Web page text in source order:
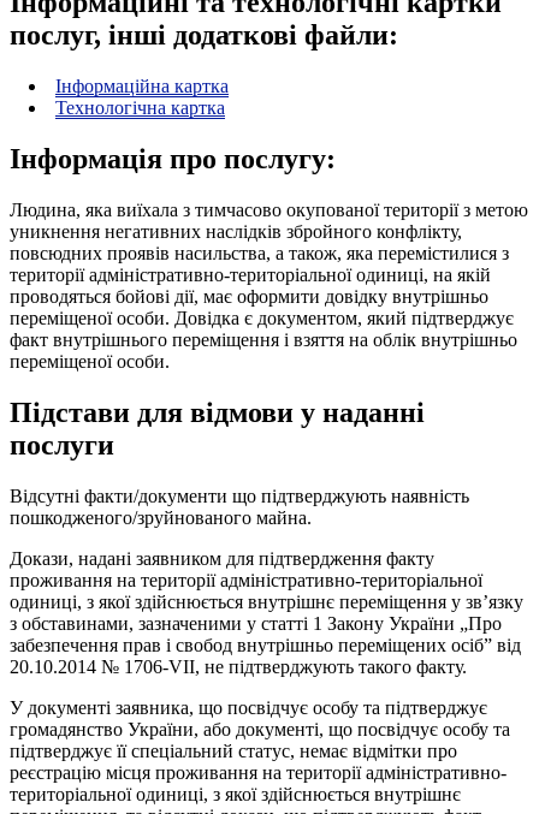
послуг, інші додаткові файли:
Інформаційна картка
Технологічна картка
Інформація про послугу:
Людина, яка виїхала з тимчасово окупованої території з метою
уникнення негативних наслідків збройного конфлікту,
повсюдних проявів насильства, а також, яка перемістилися з
території адміністративно-територіальної одиниці, на якій
проводяться бойові дії, має оформити довідку внутрішньо
переміщеної особи. Довідка є документом, який підтверджує
факт внутрішнього переміщення і взяття на облік внутрішньо
переміщеної особи.
Підстави для відмови у наданні
послуги
Відсутні факти/документи що підтверджують наявність
пошкодженого/зруйнованого майна.
Докази, надані заявником для підтвердження факту
проживання на території адміністративно-територіальної
одиниці, з якої здійснюється внутрішнє переміщення у зв’язку
з обставинами, зазначеними у статті 1 Закону України „Про
забезпечення прав і свобод внутрішньо переміщених осіб” від
20.10.2014 № 1706-VII, не підтверджують такого факту.
У документі заявника, що посвідчує особу та підтверджує
громадянство України, або документі, що посвідчує особу та
підтверджує її спеціальний статус, немає відмітки про
реєстрацію місця проживання на території адміністративно-
територіальної одиниці, з якої здійснюється внутрішнє